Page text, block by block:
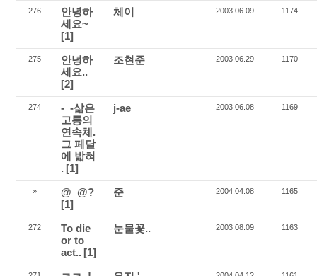
276
안녕하
세요~
[1]
체이 2003.06.09 1174
275
안녕하
세요..
[2]
조현준 2003.06.29 1170
274
-_-삶은
고통의
연속체.
그 페달
에 밟혀
. [1]
j-ae 2003.06.08 1169
»
@_@?
[1]
준 2004.04.08 1165
272
To die
or to
act.. [1]
눈물꽃.. 2003.08.09 1163